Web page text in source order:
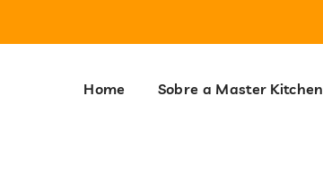
Home Sobre a Master Kitchen